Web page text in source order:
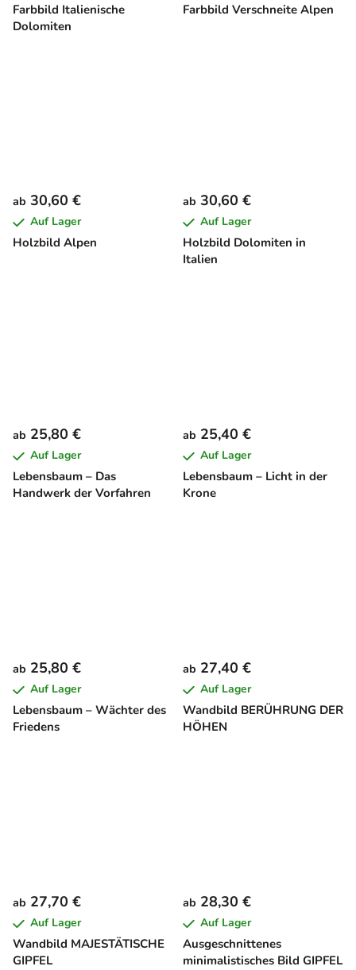
Farbbild Italienische
Dolomiten
Farbbild Verschneite Alpen
Holzbild Alpen
ab 30,60 €
Auf Lager
Holzbild Dolomiten in
Italien
ab 30,60 €
Auf Lager
Lebensbaum – Das
Handwerk der Vorfahren
ab 25,80 €
Auf Lager
Lebensbaum – Licht in der
Krone
ab 25,40 €
Auf Lager
Lebensbaum – Wächter des
Friedens
ab 25,80 €
Auf Lager
Wandbild BERÜHRUNG DER
HÖHEN
ab 27,40 €
Auf Lager
Wandbild MAJESTÄTISCHE
GIPFEL
ab 27,70 €
Auf Lager
Ausgeschnittenes
minimalistisches Bild GIPFEL
ab 28,30 €
Auf Lager